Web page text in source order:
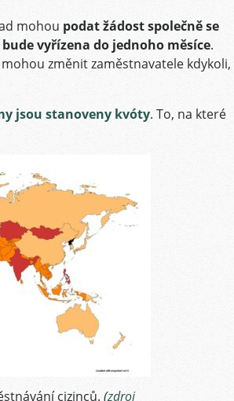
mohou podat žádost společně se
vyřízena do jednoho měsíce.
změnit zaměstnavatele kdykoli,
jsou stanoveny kvóty. To, na které
cizinců. (zdroj